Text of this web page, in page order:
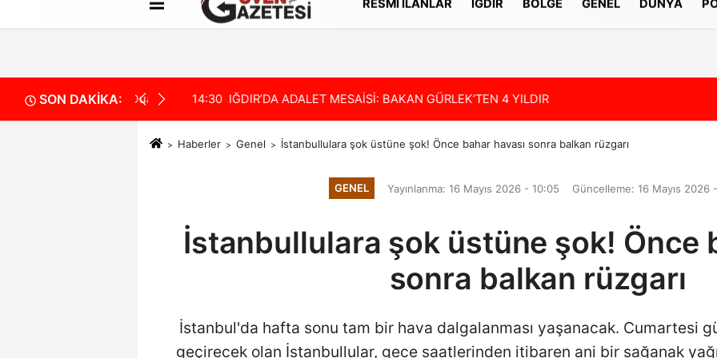
İletişim Çerez Politikası
RESMI İLANLAR IĞDIR BÖLGE GENEL DÜNYA
SON DAKİKA:
Sevenlerinin Duasını Bekliyor
14:30 IĞDIR’DA ADALET MESAİSİ: BAKAN GÜRLEK’TEN 4 YILDIR ÇÖZÜLEMEYEN CİNAYET İÇİN
IĞDIR İL
Haberler Genel İstanbullulara şok üstüne şok! Önce bahar havası sonra balkan rüzgarı
GENEL Yayınlanma: 16 Mayıs 2026 - 10:05 Güncelleme: 16 Mayıs 2026
İstanbullulara şok üstüne şok! Önce
sonra balkan rüzgarı
İstanbul'da hafta sonu tam bir hava dalgalanması yaşanacak. Cumartesi
geçirecek olan İstanbullular, gece saatlerinden itibaren ani bir sağanak